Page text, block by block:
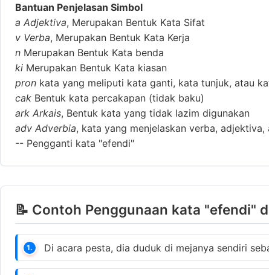
Bantuan Penjelasan Simbol
a Adjektiva, Merupakan Bentuk Kata Sifat
v Verba, Merupakan Bentuk Kata Kerja
n Merupakan Bentuk Kata benda
ki Merupakan Bentuk Kata kiasan
pron kata yang meliputi kata ganti, kata tunjuk, atau
cak Bentuk kata percakapan (tidak baku)
ark Arkais, Bentuk kata yang tidak lazim digunakan
adv Adverbia, kata yang menjelaskan verba, adjektiva,
-- Pengganti kata "efendi"
📝 Contoh Penggunaan kata "efendi"
1. Di acara pesta, dia duduk di mejanya sendiri